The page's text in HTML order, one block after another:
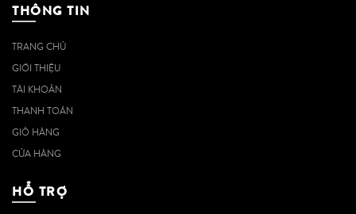
THÔNG TIN
TRANG CHỦ
GIỚI THIỆU
TÀI KHOẢN
THANH TOÁN
GIỎ HÀNG
CỬA HÀNG
HỖ TRỢ